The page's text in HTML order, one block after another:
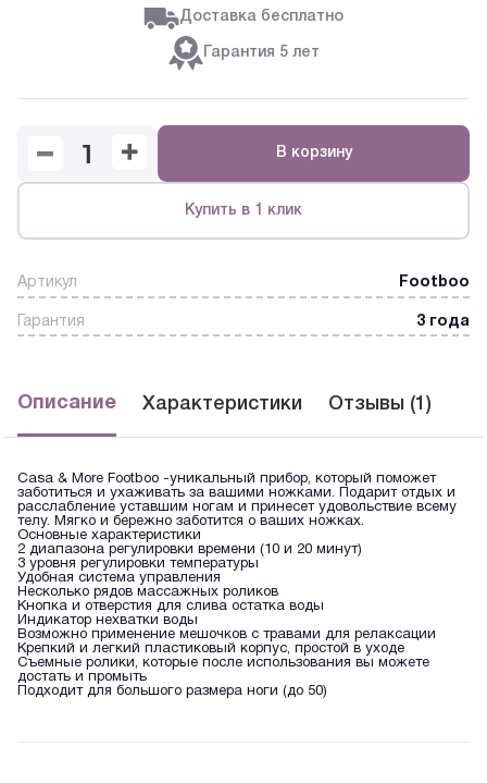
Доставка бесплатно
Гарантия 5 лет
В корзину
Купить в 1 клик
Артикул Footboo
Гарантия 3 года
Описание Характеристики Отзывы (1)
Casa & More Footboo -уникальный прибор, который поможет
заботиться и ухаживать за вашими ножками. Подарит отдых и
расслабление уставшим ногам и принесет удовольствие всему
телу. Мягко и бережно заботится о ваших ножках.
Основные характеристики
2 диапазона регулировки времени (10 и 20 минут)
3 уровня регулировки температуры
Удобная система управления
Несколько рядов массажных роликов
Кнопка и отверстия для слива остатка воды
Индикатор нехватки воды
Возможно применение мешочков с травами для релаксации
Крепкий и легкий пластиковый корпус, простой в уходе
Съемные ролики, которые после использования вы можете
достать и промыть
Подходит для большого размера ноги (до 50)